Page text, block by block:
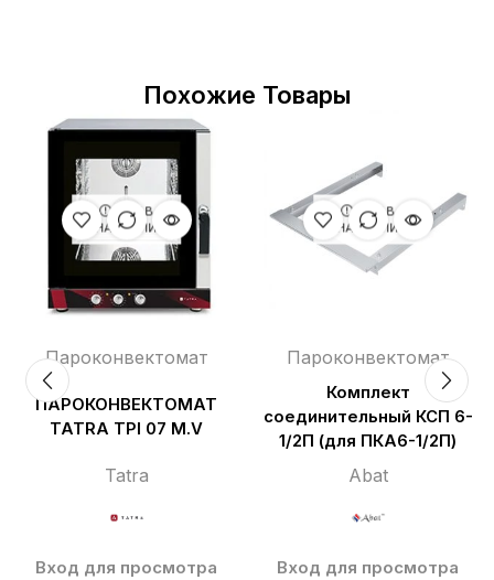
Похожие Товары
НЕТ В
НАЛИЧИИ
Пароконвектомат
ПАРОКОНВЕКТОМАТ
TATRA TPI 07 M.V
Tatra
Вход для просмотра
НЕТ В
НАЛИЧИИ
Пароконвектомат
Комплект
соединительный КСП 6-
1/2П (для ПКА6-1/2П)
Abat
Вход для просмотра